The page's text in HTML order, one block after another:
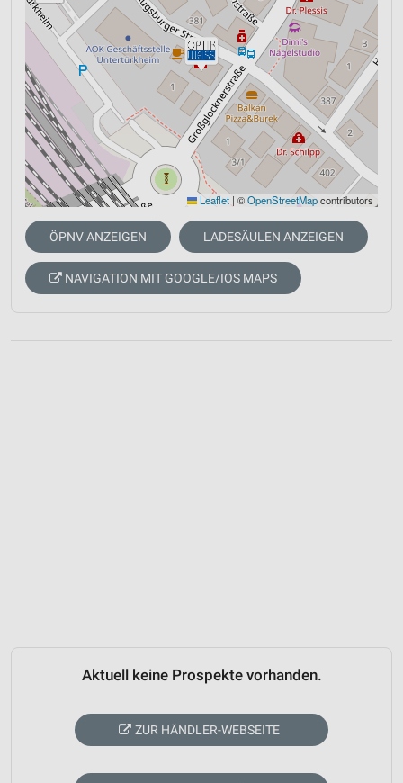
Leaflet | ©OpenStreetMapcontributors
ÖPNV ANZEIGEN LADESÄULEN ANZEIGEN
NAVIGATION MIT GOOGLE/IOS MAPS
Aktuell keine Prospekte vorhanden.
ZUR HÄNDLER-WEBSEITE